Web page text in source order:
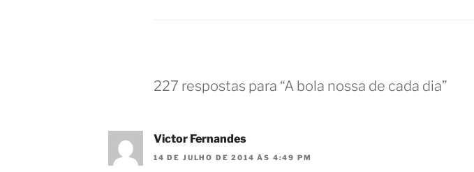
227 respostas para “A bola nossa de cada dia”
Victor Fernandes
14 DE JULHO DE 2014 ÀS 4:49 PM